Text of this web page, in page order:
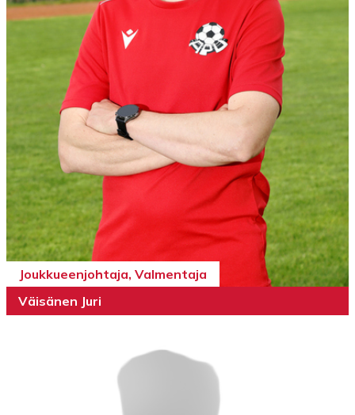
Joukkueenjohtaja, Valmentaja
Väisänen Juri